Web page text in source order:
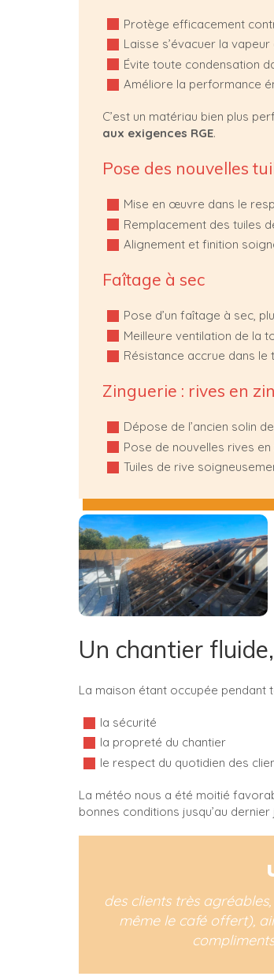
Protège efficacement
Laisse s’évacuer la vapeur
Évite toute condensation
Améliore la performance
C’est un matériau bien plus
aux exigences RGE.
Pose des nouvelles
Mise en œuvre dans le
Remplacement des tuiles
Alignement et finition
Faîtage à sec
Pose d’un faîtage à sec,
Meilleure ventilation de la
Résistance accrue dans le
Zinguerie : rives en
Dépose de l’ancien solin
Pose de nouvelles rives en
Tuiles de rive
Un chantier
La maison étant occupée pendant
la sécurité
la propreté du chantier
le respect du quotidien des
La météo nous a été moitié
bonnes conditions jusqu’au
des clients très
même le café offert),